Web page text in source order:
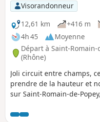
Visorandonneur
12,61 km
+416 m
4h 45
Moyenne
Départ à Saint-Romain-
(Rhône)
Joli circuit entre champs,
prendre de la hauteur et
sur Saint-Romain-de-
dans le massif des Monts